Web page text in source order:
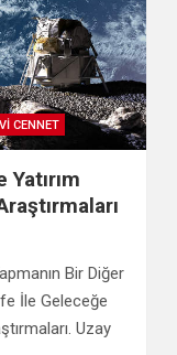
CENNET
Bir Diğer
İle Geleceğe
Uzay